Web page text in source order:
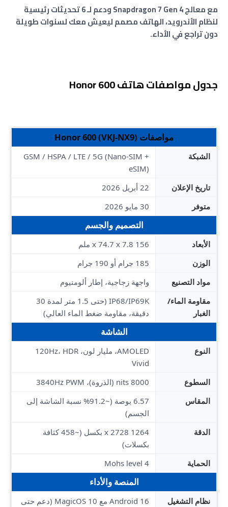
مع معالج Snapdragon 7 Gen 4 ودعم لـ 6 تحديثات رئيسية
لنظام الأندرويد، الهاتف مصمم ليعيش معك لسنوات طويلة
دون تراجع في الأداء.
جدول مواصفات هاتف Honor 600
مواصفات Honor 600 (VKJ-NX9)
الشبكة
GSM / HSPA / LTE / 5G (Nano-SIM +
eSIM)
تاريخ الإعلان
22 أبريل 2026
متوفر
30 مايو 2026
التصميم والجسم
الأبعاد
156 x 74.7 x 7.8 ملم
الوزن
185 جرام أو 190 جرام
مواد التصنيع
واجهة زجاجية، إطار ألومنيوم
مقاومة الماء/
الغبار
IP68/IP69K (حتى 1.5 متر لمدة 30
دقيقة، مقاومة ضغط الماء العالي)
الشاشة
النوع
AMOLED، مليار لون، 120Hz، HDR
Vivid
السطوع
8000 nits (الذروة)، 3840Hz PWM
المقاس
6.57 بوصة (~91.2% نسبة الشاشة إلى
الجسم)
الدقة
1264 x 2728 بكسل (~458 كثافة
بكسلات)
الحماية
Mohs level 4
المنصة والأداء
نظام التشغيل
Android 16 مع MagicOS 10 (دعم حتى